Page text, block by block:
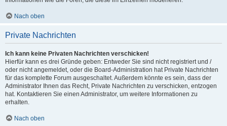
Nach oben
Private Nachrichten
Ich kann keine Privaten Nachrichten verschicken!
Hierfür kann es drei Gründe geben: Entweder Sie sind nicht registriert und /
oder nicht angemeldet, oder die Board-Administration hat Private Nachrichten
für das komplette Forum ausgeschaltet. Außerdem könnte es sein, dass der
Administrator Ihnen das Recht, Private Nachrichten zu verschicken, entzogen
hat. Kontaktieren Sie einen Administrator, um weitere Informationen zu
erhalten.
Nach oben